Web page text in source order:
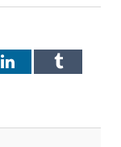
LinkedInTumblr